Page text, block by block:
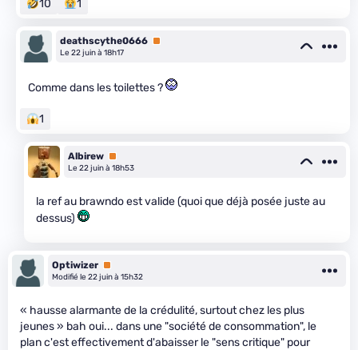
10 1
deathscythe0666 Premium
Le 22 juin à 18h17
Comme dans les toilettes ?
1
Albirew Premium
Le 22 juin à 18h53
la ref au brawndo est valide (quoi que déjà posée juste au
dessus)
Optiwizer Premium
Modifié le 22 juin à 15h32
« hausse alarmante de la crédulité, surtout chez les plus
jeunes » bah oui... dans une "société de consommation", le
plan c'est effectivement d'abaisser le "sens critique" pour